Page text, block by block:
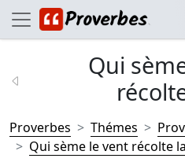
Qui
Proverbes Thémes
Qui sème le vent récolte